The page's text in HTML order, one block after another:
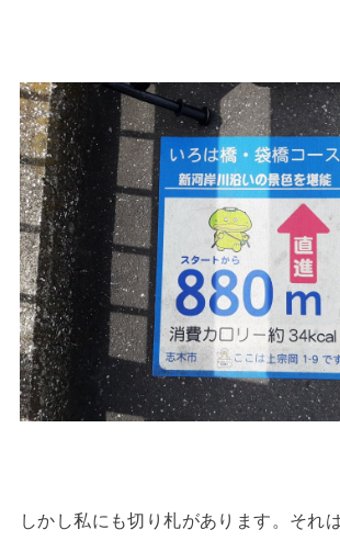
しかし私にも切り札があります。それ